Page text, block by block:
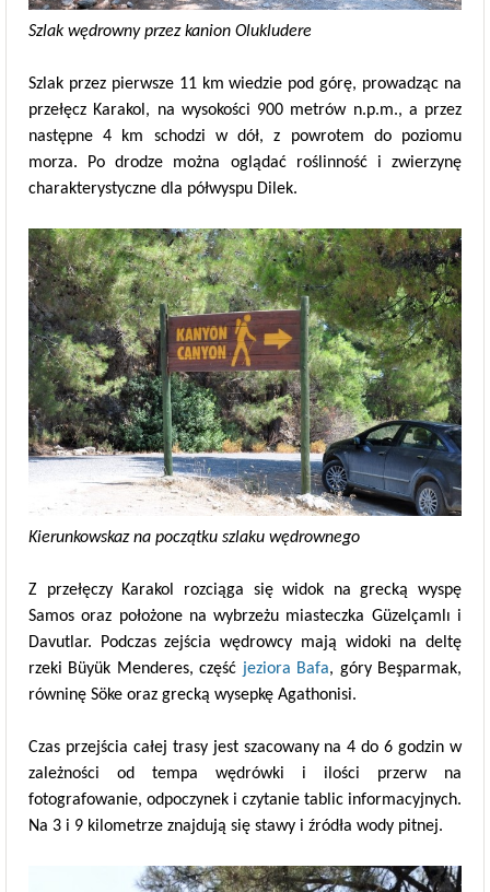
Szlak wędrowny przez kanion Olukludere
Szlak przez pierwsze 11 km wiedzie pod górę, prowadząc na
przełęcz Karakol, na wysokości 900 metrów n.p.m., a przez
następne 4 km schodzi w dół, z powrotem do poziomu
morza. Po drodze można oglądać roślinność i zwierzynę
charakterystyczne dla półwyspu Dilek.
Kierunkowskaz na początku szlaku wędrownego
Z przełęczy Karakol rozciąga się widok na grecką wyspę
Samos oraz położone na wybrzeżu miasteczka Güzelçamlı i
Davutlar. Podczas zejścia wędrowcy mają widoki na deltę
rzeki Büyük Menderes, część jeziora Bafa, góry Beşparmak,
równinę Söke oraz grecką wysepkę Agathonisi.
Czas przejścia całej trasy jest szacowany na 4 do 6 godzin w
zależności od tempa wędrówki i ilości przerw na
fotografowanie, odpoczynek i czytanie tablic informacyjnych.
Na 3 i 9 kilometrze znajdują się stawy i źródła wody pitnej.